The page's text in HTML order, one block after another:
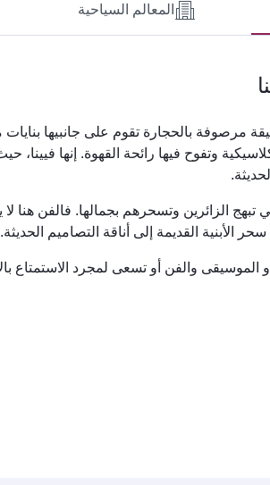
المعالم السياحية
مرصوفة بالحجارة تقوم على جانبيها
وتفوح فيها رائحة القهوة. إنها فيينا،
تبهج الزائرين وتسحرهم بجمالها. فالفن هنا
القديمة إلى أناقة التصاميم الحديثة.
والفن أو تسعى لمجرد الاستمتاع